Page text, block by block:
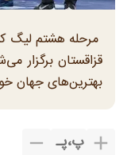
مرحله هشتم لیگ
قزاقستان برگزار
بهترین‌های جهان
پ،پـ